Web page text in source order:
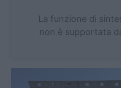
La funzione di
non è supportata